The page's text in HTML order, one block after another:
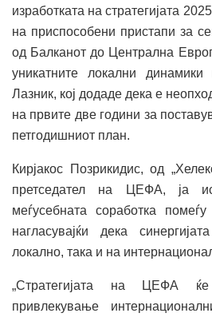
изработката на стратегијата
на приспособени пристапи за
од Балканот до Централна
уникатните локални динамики
Лазник, кој додаде дека е
на првите две години за
петгодишниот план.
Кирјакос Позрикидис, од
претседател на ЦЕФА, ја
меѓусебната соработка
нагласувајќи дека
локално, така и на
„Стратегијата на ЦЕФА
привлекување